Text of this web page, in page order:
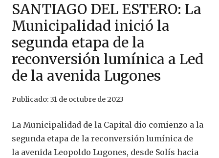
SANTIAGO DEL ESTERO: La
Municipalidad inició la
segunda etapa de la
reconversión lumínica a Led
de la avenida Lugones
Publicado: 31 de octubre de 2023
La Municipalidad de la Capital dio comienzo a la
segunda etapa de la reconversión lumínica de
la avenida Leopoldo Lugones, desde Solís hacia